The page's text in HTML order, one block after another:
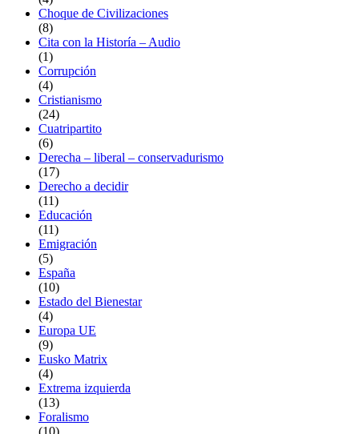
Choque de Civilizaciones
(8)
Cita con la Historía – Audio
(1)
Corrupción
(4)
Cristianismo
(24)
Cuatripartito
(6)
Derecha – liberal – conservadurismo
(17)
Derecho a decidir
(11)
Educación
(11)
Emigración
(5)
España
(10)
Estado del Bienestar
(4)
Europa UE
(9)
Eusko Matrix
(4)
Extrema izquierda
(13)
Foralismo